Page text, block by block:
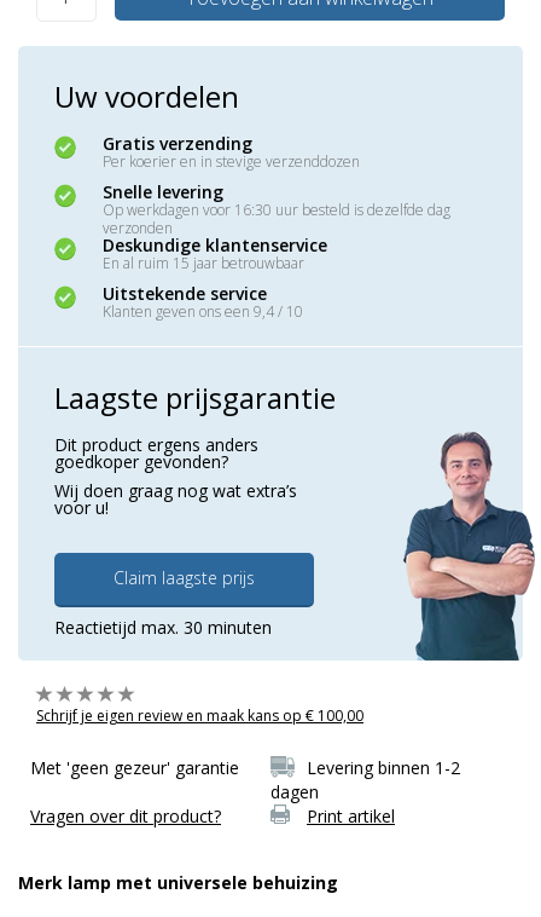
Uw voordelen
Gratis verzending
Per koerier en in stevige verzenddozen
Snelle levering
Op werkdagen voor 16:30 uur besteld is dezelfde dag
verzonden
Deskundige klantenservice
En al ruim 15 jaar betrouwbaar
Uitstekende service
Klanten geven ons een 9,4 / 10
Laagste prijsgarantie
Dit product ergens anders
goedkoper gevonden?
Wij doen graag nog wat extra’s
voor u!
Claim laagste prijs
Reactietijd max. 30 minuten
Schrijf je eigen review en maak kans op € 100,00
Met 'geen gezeur' garantie
Levering binnen 1-2
dagen
Vragen over dit product?
Print artikel
Merk lamp met universele behuizing